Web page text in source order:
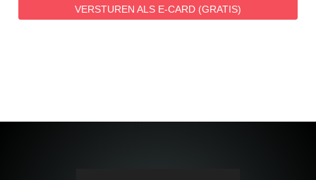
VERSTUREN ALS E-CARD (GRATIS)